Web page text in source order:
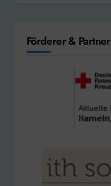
Förderer & Partner